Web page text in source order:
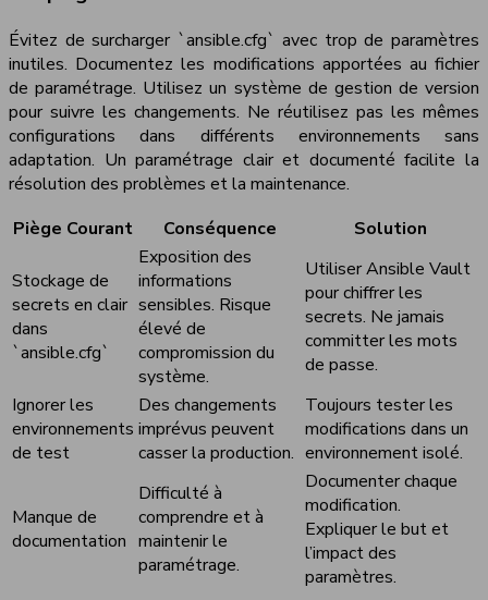
Évitez de surcharger `ansible.cfg` avec trop de paramètres
inutiles. Documentez les modifications apportées au fichier
de paramétrage. Utilisez un système de gestion de version
pour suivre les changements. Ne réutilisez pas les mêmes
configurations dans différents environnements sans
adaptation. Un paramétrage clair et documenté facilite la
résolution des problèmes et la maintenance.
Piège Courant
Conséquence Solution
Stockage de
secrets en clair
dans
`ansible.cfg`
Exposition des
informations
sensibles. Risque
élevé de
compromission du
système.
Utiliser Ansible Vault
pour chiffrer les
secrets. Ne jamais
committer les mots
de passe.
Ignorer les
environnements
de test
Des changements
imprévus peuvent
casser la production.
Toujours tester les
modifications dans un
environnement isolé.
Manque de
documentation
Difficulté à
comprendre et à
maintenir le
paramétrage.
Documenter chaque
modification.
Expliquer le but et
l’impact des
paramètres.